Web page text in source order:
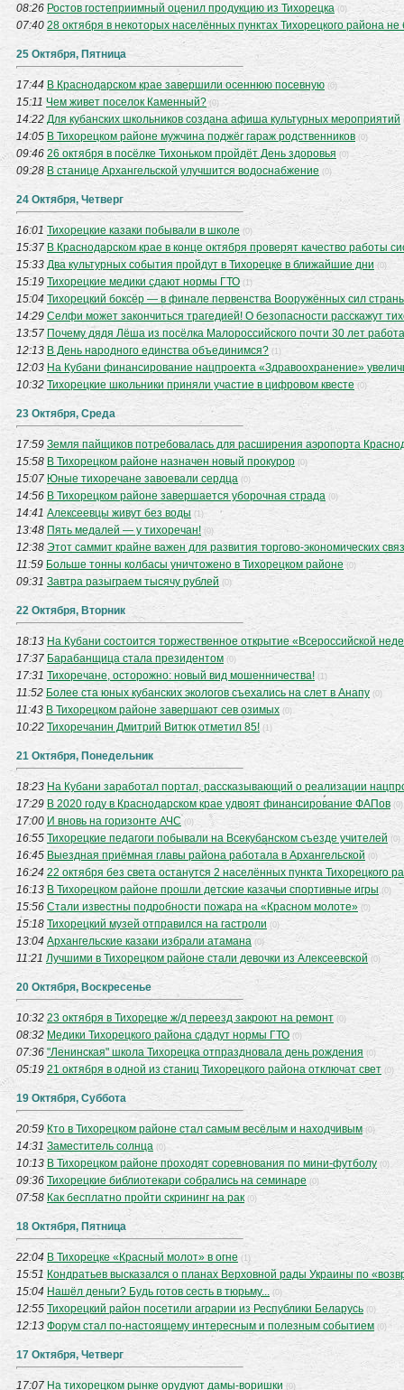
08:26 Ростов гостеприимный оценил продукцию из Тихорецка (0)
07:40 28 октября в некоторых населённых пунктах Тихорецкого района не
25 Октября, Пятница
17:44 В Краснодарском крае завершили осеннюю посевную (0)
15:11 Чем живет поселок Каменный? (0)
14:22 Для кубанских школьников создана афиша культурных мероприятий
14:05 В Тихорецком районе мужчина поджёг гараж родственников (0)
09:46 26 октября в посёлке Тихоньком пройдёт День здоровья (0)
09:28 В станице Архангельской улучшится водоснабжение (0)
24 Октября, Четверг
16:01 Тихорецкие казаки побывали в школе (0)
15:37 В Краснодарском крае в конце октября проверят качество работы
15:33 Два культурных события пройдут в Тихорецке в ближайшие дни (0)
15:19 Тихорецкие медики сдают нормы ГТО (1)
15:04 Тихорецкий боксёр — в финале первенства Вооружённых сил
14:29 Селфи может закончиться трагедией! О безопасности расскажут
13:57 Почему дядя Лёша из посёлка Малороссийского почти 30 лет
12:13 В День народного единства объединимся? (1)
12:03 На Кубани финансирование нацпроекта «Здравоохранение»
10:32 Тихорецкие школьники приняли участие в цифровом квесте (0)
23 Октября, Среда
17:59 Земля пайщиков потребовалась для расширения аэропорта
15:58 В Тихорецком районе назначен новый прокурор (0)
15:07 Юные тихоречане завоевали сердца (0)
14:56 В Тихорецком районе завершается уборочная страда (0)
14:41 Алексеевцы живут без воды (1)
13:48 Пять медалей — у тихоречан! (0)
12:38 Этот саммит крайне важен для развития торгово-экономических
11:59 Больше тонны колбасы уничтожено в Тихорецком районе (0)
09:31 Завтра разыграем тысячу рублей (0)
22 Октября, Вторник
18:13 На Кубани состоится торжественное открытие «Всероссийской
17:37 Барабанщица стала президентом (0)
17:31 Тихоречане, осторожно: новый вид мошенничества! (1)
11:52 Более ста юных кубанских экологов съехались на слет в Анапу (0)
11:43 В Тихорецком районе завершают сев озимых (0)
10:22 Тихоречанин Дмитрий Витюк отметил 85! (1)
21 Октября, Понедельник
18:23 На Кубани заработал портал, рассказывающий о реализации
17:29 В 2020 году в Краснодарском крае удвоят финансирование ФАПов (0)
17:00 И вновь на горизонте АЧС (0)
16:55 Тихорецкие педагоги побывали на Всекубанском съезде учителей (0)
16:45 Выездная приёмная главы района работала в Архангельской (0)
16:24 22 октября без света останутся 2 населённых пункта Тихорецкого
16:13 В Тихорецком районе прошли детские казачьи спортивные игры (0)
15:56 Стали известны подробности пожара на «Красном молоте» (0)
15:18 Тихорецкий музей отправился на гастроли (0)
13:04 Архангельские казаки избрали атамана (0)
11:21 Лучшими в Тихорецком районе стали девочки из Алексеевской (0)
20 Октября, Воскресенье
10:32 23 октября в Тихорецке ж/д переезд закроют на ремонт (0)
08:32 Медики Тихорецкого района сдадут нормы ГТО (0)
07:36 "Ленинская" школа Тихорецка отпраздновала день рождения (0)
05:19 21 октября в одной из станиц Тихорецкого района отключат свет (0)
19 Октября, Суббота
20:59 Кто в Тихорецком районе стал самым весёлым и находчивым (0)
14:31 Заместитель солнца (0)
10:13 В Тихорецком районе проходят соревнования по мини-футболу (0)
09:36 Тихорецкие библиотекари собрались на семинаре (0)
07:58 Как бесплатно пройти скрининг на рак (0)
18 Октября, Пятница
22:04 В Тихорецке «Красный молот» в огне (1)
15:51 Кондратьев высказался о планах Верховной рады Украины по
15:04 Нашёл деньги? Будь готов сесть в тюрьму... (0)
12:55 Тихорецкий район посетили аграрии из Республики Беларусь (0)
12:13 Форум стал по-настоящему интересным и полезным событием (0)
17 Октября, Четверг
17:07 На тихорецком рынке орудуют дамы-воришки (0)